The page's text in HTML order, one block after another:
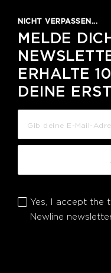
NICHT VERPASSEN...
MELDE
ERHALTE
DEINE
Yes, I accept the
Newline